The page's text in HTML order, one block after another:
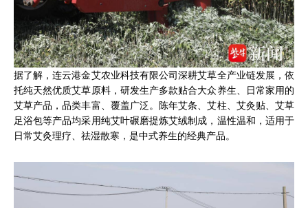
据了解，连云港金艾农业科技有限公司深耕艾草全产业链发展，依
托纯天然优质艾草原料，研发生产多款贴合大众养生、日常家用的
艾草产品，品类丰富、覆盖广泛。陈年艾条、艾柱、艾灸贴、艾草
足浴包等产品均采用纯艾叶碾磨提炼艾绒制成，温性温和，适用于
日常艾灸理疗、祛湿散寒，是中式养生的经典产品。